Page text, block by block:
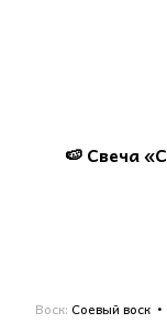
🍉 Свеча
Воск Соевый воск